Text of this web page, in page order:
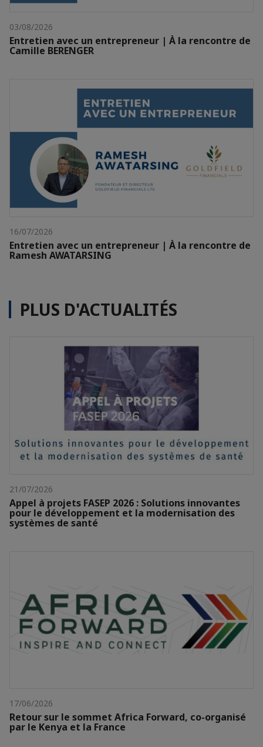
03/08/2026
Entretien avec un entrepreneur | À la rencontre de
Camille BERENGER
16/07/2026
Entretien avec un entrepreneur | À la rencontre de
Ramesh AWATARSING
PLUS D'ACTUALITÉS
21/07/2026
Appel à projets FASEP 2026 : Solutions innovantes
pour le développement et la modernisation des
systèmes de santé
17/06/2026
Retour sur le sommet Africa Forward, co-organisé
par le Kenya et la France